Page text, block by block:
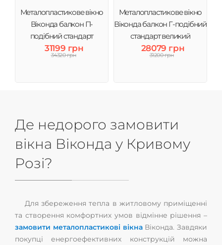
Металопластикове вікно
Віконда балкон П-
подібний стандарт
31199 грн
34320 грн
Металопластикове вікно
Віконда балкон Г-подібний
стандарт великий
28079 грн
31200 грн
Де недорого замовити
вікна Віконда у Кривому
Розі?
Для збереження тепла в житловому приміщенні
та створення комфортних умов відмінне рішення –
замовити металопластикові вікнаВіконда. Завдяки
покупці енергоефективних конструкцій можна